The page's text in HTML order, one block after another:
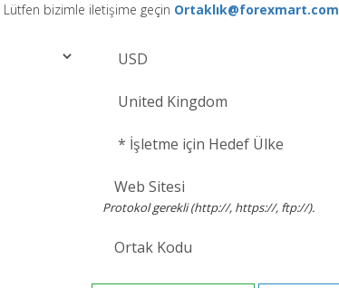
bizimle iletişime geçin Ortaklık@forexmart.com
Protokol gerekli (http://, https://, ftp://).